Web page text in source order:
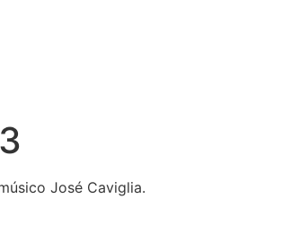
José Caviglia.